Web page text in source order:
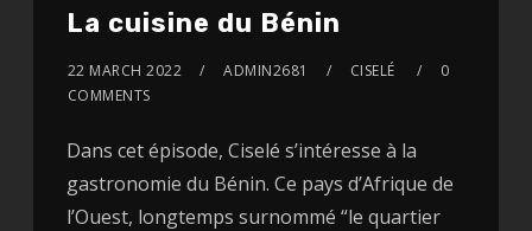
La cuisine du Bénin
22 MARCH 2022 ADMIN2681 CISELÉ
0
COMMENTS
Dans cet épisode, Ciselé s’intéresse à la
gastronomie du Bénin. Ce pays d’Afrique de
l’Ouest, longtemps surnommé “le quartier